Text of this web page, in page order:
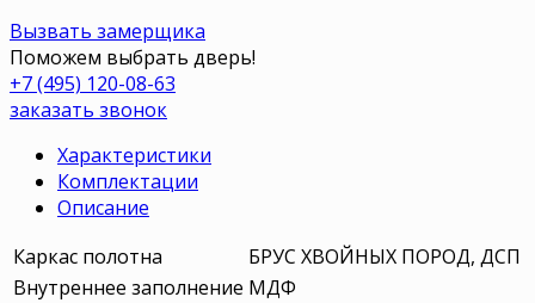
Вызвать замерщика
Поможем выбрать дверь!
+7 (495) 120-08-63
заказать звонок
Характеристики
Комплектации
Описание
Каркас полотна
БРУС ХВОЙНЫХ ПОРОД, ДСП
Внутреннее заполнение МДФ